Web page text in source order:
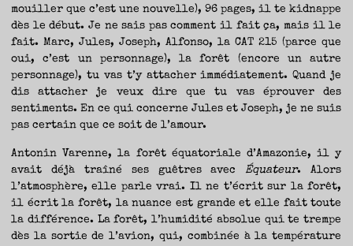
mouiller que c’est une nouvelle), 96 pages, il te kidnappe
dès le début. Je ne sais pas comment il fait ça, mais il le
fait. Marc, Jules, Joseph, Alfonso, la CAT 215 (parce que
oui, c’est un personnage), la forêt (encore un autre
personnage), tu vas t’y attacher immédiatement. Quand je
dis attacher je veux dire que tu vas éprouver des
sentiments. En ce qui concerne Jules et Joseph, je ne suis
pas certain que ce soit de l’amour.
Antonin Varenne, la forêt équatoriale d’Amazonie, il y
avait déjà traîné ses guêtres avec Équateur. Alors
l’atmosphère, elle parle vrai. Il ne t’écrit sur la forêt,
il écrit la forêt, la nuance est grande et elle fait toute
la différence. La forêt, l’humidité absolue qui te trempe
dès la sortie de l’avion, qui, combinée à la température